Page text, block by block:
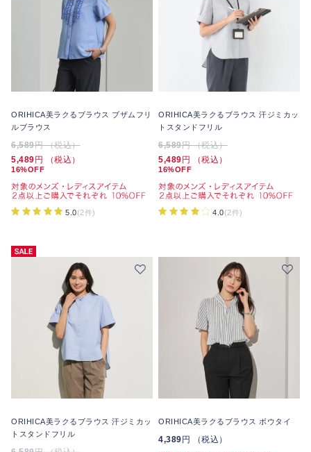
ORIHICA美ラクるブラウス ブザムフリ
ルブラウス
6,589円 （税込）
5,489 円 （税込）
16%OFF
5.0(2件)
ORIHICA美ラクるブラウス 汗ジミカッ
トスタンドフリル
6,589円 （税込）
5,489 円 （税込）
16%OFF
4.0(2件)
ORIHICA美ラクるブラウス 汗ジミカッ
トスタンドフリル
ORIHICA美ラクるブラウス ボウタイ
4,389 円 （税込）